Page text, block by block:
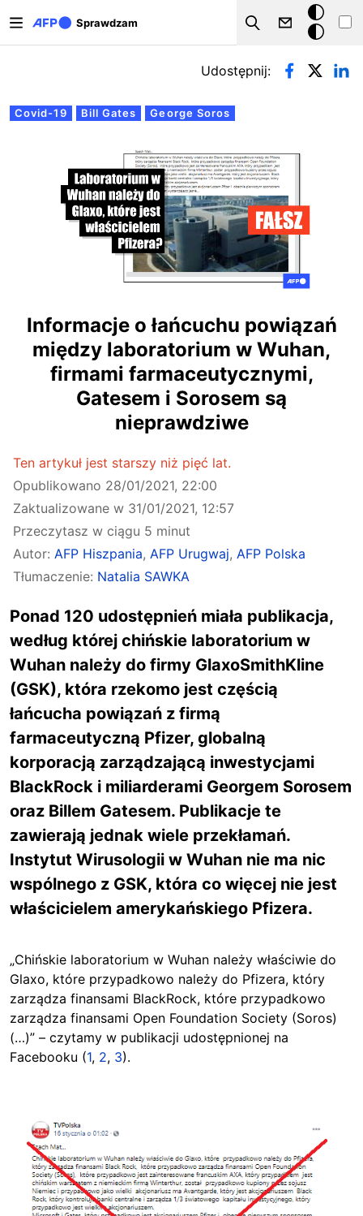
Sprawdzam
Szukaj
Tryb
ciemny
Zakładki podstawowe
Covid-19 Bill Gates George Soros
Udostępnij:
Informacje o łańcuchu powiązań
między laboratorium w Wuhan,
firmami farmaceutycznymi,
Gatesem i Sorosem są
nieprawdziwe
Ten artykuł jest starszy niż pięć lat.
Opublikowano 28/01/2021, 22:00
Zaktualizowane w 31/01/2021, 12:57
Przeczytasz w ciągu 5 minut
Autor: AFP Hiszpania, AFP Urugwaj, AFP Polska
Tłumaczenie: Natalia SAWKA
Ponad 120 udostępnień miała publikacja,
według której chińskie laboratorium w
Wuhan należy do firmy GlaxoSmithKline
(GSK), która rzekomo jest częścią
łańcucha powiązań z firmą
farmaceutyczną Pfizer, globalną
korporacją zarządzającą inwestycjami
BlackRock i miliarderami Georgem Sorosem
oraz Billem Gatesem. Publikacje te
zawierają jednak wiele przekłamań.
Instytut Wirusologii w Wuhan nie ma nic
wspólnego z GSK, która co więcej nie jest
właścicielem amerykańskiego Pfizera.
„Chińskie laboratorium w Wuhan należy właściwie do
Glaxo, które przypadkowo należy do Pfizera, który
zarządza finansami BlackRock, które przypadkowo
zarządza finansami Open Foundation Society (Soros)
(…)” – czytamy w publikacji udostępnionej na
Facebooku (1, 2, 3).
Image